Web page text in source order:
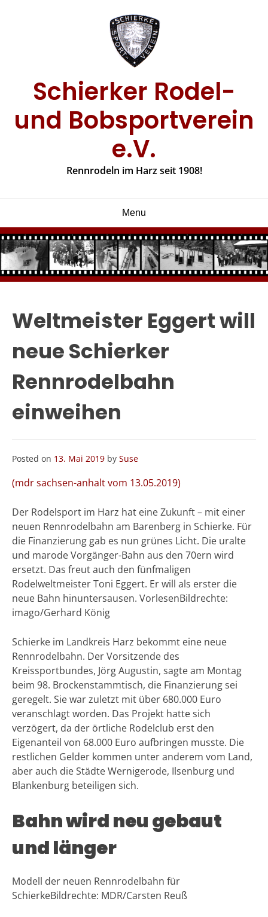
Schierker Rodel-
und Bobsportverein
e.V.
Rennrodeln im Harz seit 1908!
Menu
Weltmeister Eggert will
neue Schierker
Rennrodelbahn
einweihen
Posted on 13. Mai 2019 by Suse
(mdr sachsen-anhalt vom 13.05.2019)
Der Rodelsport im Harz hat eine Zukunft – mit einer
neuen Rennrodelbahn am Barenberg in Schierke. Für
die Finanzierung gab es nun grünes Licht. Die uralte
und marode Vorgänger-Bahn aus den 70ern wird
ersetzt. Das freut auch den fünfmaligen
Rodelweltmeister Toni Eggert. Er will als erster die
neue Bahn hinuntersausen. VorlesenBildrechte:
imago/Gerhard König
Schierke im Landkreis Harz bekommt eine neue
Rennrodelbahn. Der Vorsitzende des
Kreissportbundes, Jörg Augustin, sagte am Montag
beim 98. Brockenstammtisch, die Finanzierung sei
geregelt. Sie war zuletzt mit über 680.000 Euro
veranschlagt worden. Das Projekt hatte sich
verzögert, da der örtliche Rodelclub erst den
Eigenanteil von 68.000 Euro aufbringen musste. Die
restlichen Gelder kommen unter anderem vom Land,
aber auch die Städte Wernigerode, Ilsenburg und
Blankenburg beteiligen sich.
Bahn wird neu gebaut
und länger
Modell der neuen Rennrodelbahn für
SchierkeBildrechte: MDR/Carsten Reuß